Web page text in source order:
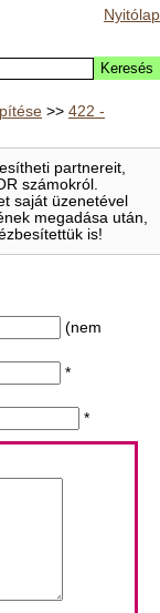
Nyitólap
>> 422 -
partnereit,
számokról.
saját üzenetével
megadása után,
is!
(nem
*
*